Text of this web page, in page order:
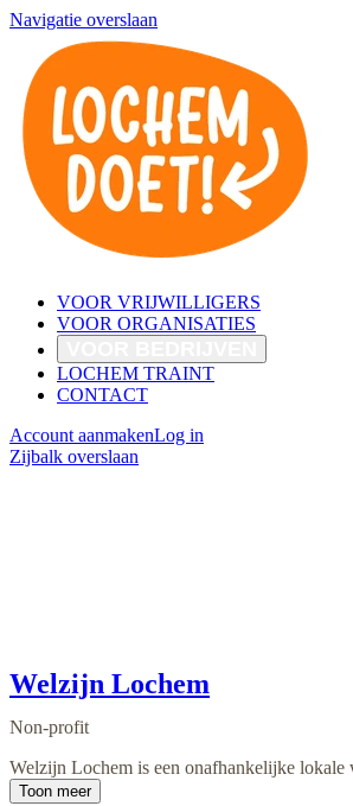
Navigatie overslaan
VOOR VRIJWILLIGERS
VOOR ORGANISATIES
LOCHEM TRAINT
CONTACT
Account aanmakenLog in
Zijbalk overslaan
Welzijn Lochem
Non-profit
Welzijn Lochem is een onafhankelijke lokale
Toon meer